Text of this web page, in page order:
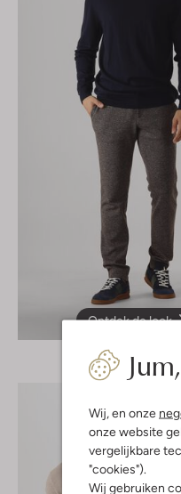
Wij, en onze
onze website
vergelijkbare
"cookies").
Wij gebruiken
Ontdek de look